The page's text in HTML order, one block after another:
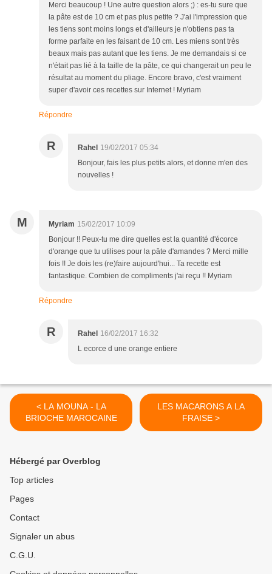
Merci beaucoup ! Une autre question alors ;) : es-tu sure que
la pâte est de 10 cm et pas plus petite ? J'ai l'impression que
les tiens sont moins longs et d'ailleurs je n'obtiens pas ta
forme parfaite en les faisant de 10 cm. Les miens sont très
beaux mais pas autant que les tiens. Je me demandais si ce
n'était pas lié à la taille de la pâte, ce qui changerait un peu le
résultat au moment du pliage. Encore bravo, c'est vraiment
super d'avoir ces recettes sur Internet ! Myriam
Répondre
R Rahel 19/02/2017 05:34
Bonjour, fais les plus petits alors, et donne m'en des
nouvelles !
M Myriam 15/02/2017 10:09
Bonjour !! Peux-tu me dire quelles est la quantité d'écorce
d'orange que tu utilises pour la pâte d'amandes ? Merci mille
fois !! Je dois les (re)faire aujourd'hui... Ta recette est
fantastique. Combien de compliments j'ai reçu !! Myriam
Répondre
R Rahel 16/02/2017 16:32
L ecorce d une orange entiere
< LA MOUNA - LA
BRIOCHE MAROCAINE
LES MACARONS A LA
FRAISE >
Hébergé par Overblog
Top articles
Pages
Contact
Signaler un abus
C.G.U.